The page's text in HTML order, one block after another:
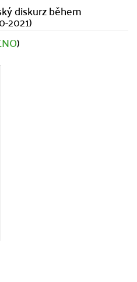
diskurz během
2021)
)